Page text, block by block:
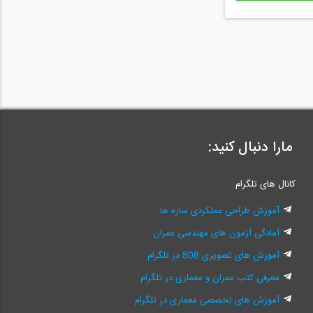
مارا دنبال کنید:
کانال های تلگرام
آموزش طراحی عملکردی سازه ها
آمادگی آزمون های مهندسی عمران
آموزش های تصویری 808 در تلگرام
معرفی کتب عمران و معماری در تلگرام
آموزش های تخصصی معماری در تلگرام